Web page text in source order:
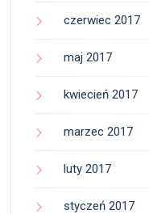
czerwiec 2017
maj 2017
kwiecień 2017
marzec 2017
luty 2017
styczeń 2017